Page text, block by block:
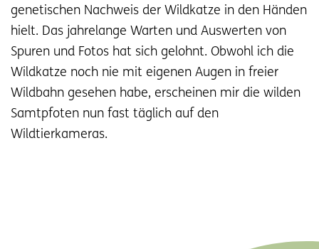
genetischen Nachweis der Wildkatze in den Händen
hielt. Das jahrelange Warten und Auswerten von
Spuren und Fotos hat sich gelohnt. Obwohl ich die
Wildkatze noch nie mit eigenen Augen in freier
Wildbahn gesehen habe, erscheinen mir die wilden
Samtpfoten nun fast täglich auf den
Wildtierkameras.